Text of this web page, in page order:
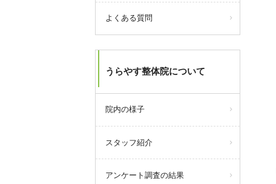
れるので、一番おすすめです！
query_builder2026年7月09日
【8月の営業について】
8/18(火)
よくある質問
うらやす整体院について
院内の様子
スタッフ紹介
アンケート調査の結果